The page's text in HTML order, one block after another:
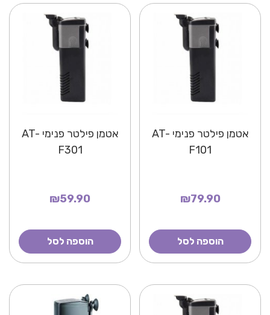
אטמן פילטר פנימי AT-
F101
₪79.90
הוספה לסל
אטמן פילטר פנימי AT-
F301
₪59.90
הוספה לסל